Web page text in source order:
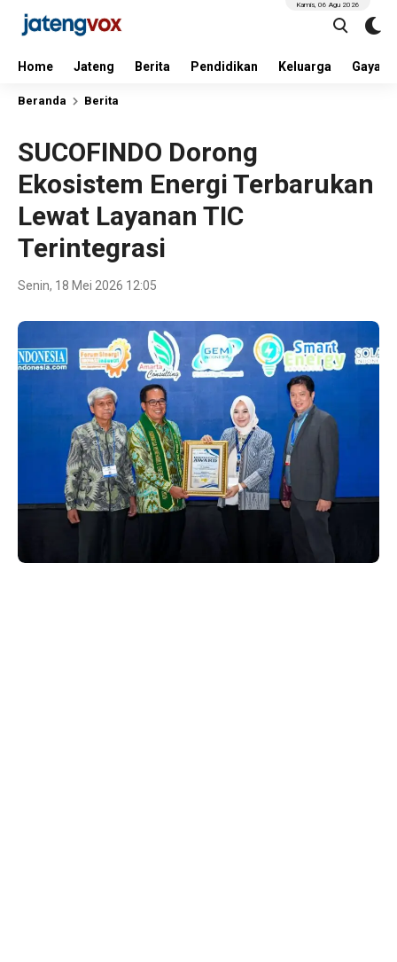
Home Jateng Berita Pendidikan Keluarga Gaya
Kamis, 06 Agu 2026
Beranda Berita
SUCOFINDO Dorong
Ekosistem Energi Terbarukan
Lewat Layanan TIC
Terintegrasi
Senin, 18 Mei 2026 12:05